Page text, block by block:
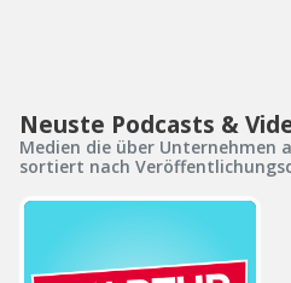
Neuste Podcasts &
Medien die über Unternehmen
sortiert nach